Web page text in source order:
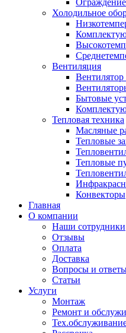
Холодильное
Вентиляция
Бытовые
Тепловая техника
Масляные
Тепловые
Тепловые
Конвекторы
Главная
О компании
Наши сотрудники
Отзывы
Оплата
Доставка
Вопросы и
Статьи
Услуги
Монтаж
Ремонт и